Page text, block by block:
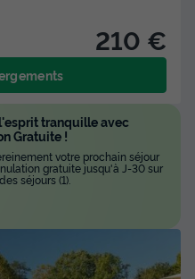
210 €
tranquille avec
Gratuite !
votre prochain séjour
gratuite jusqu'à J-30 sur
séjours (1).